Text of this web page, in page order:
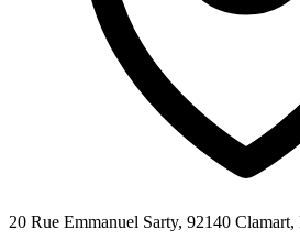
20 Rue Emmanuel Sarty, 92140 Clamart,